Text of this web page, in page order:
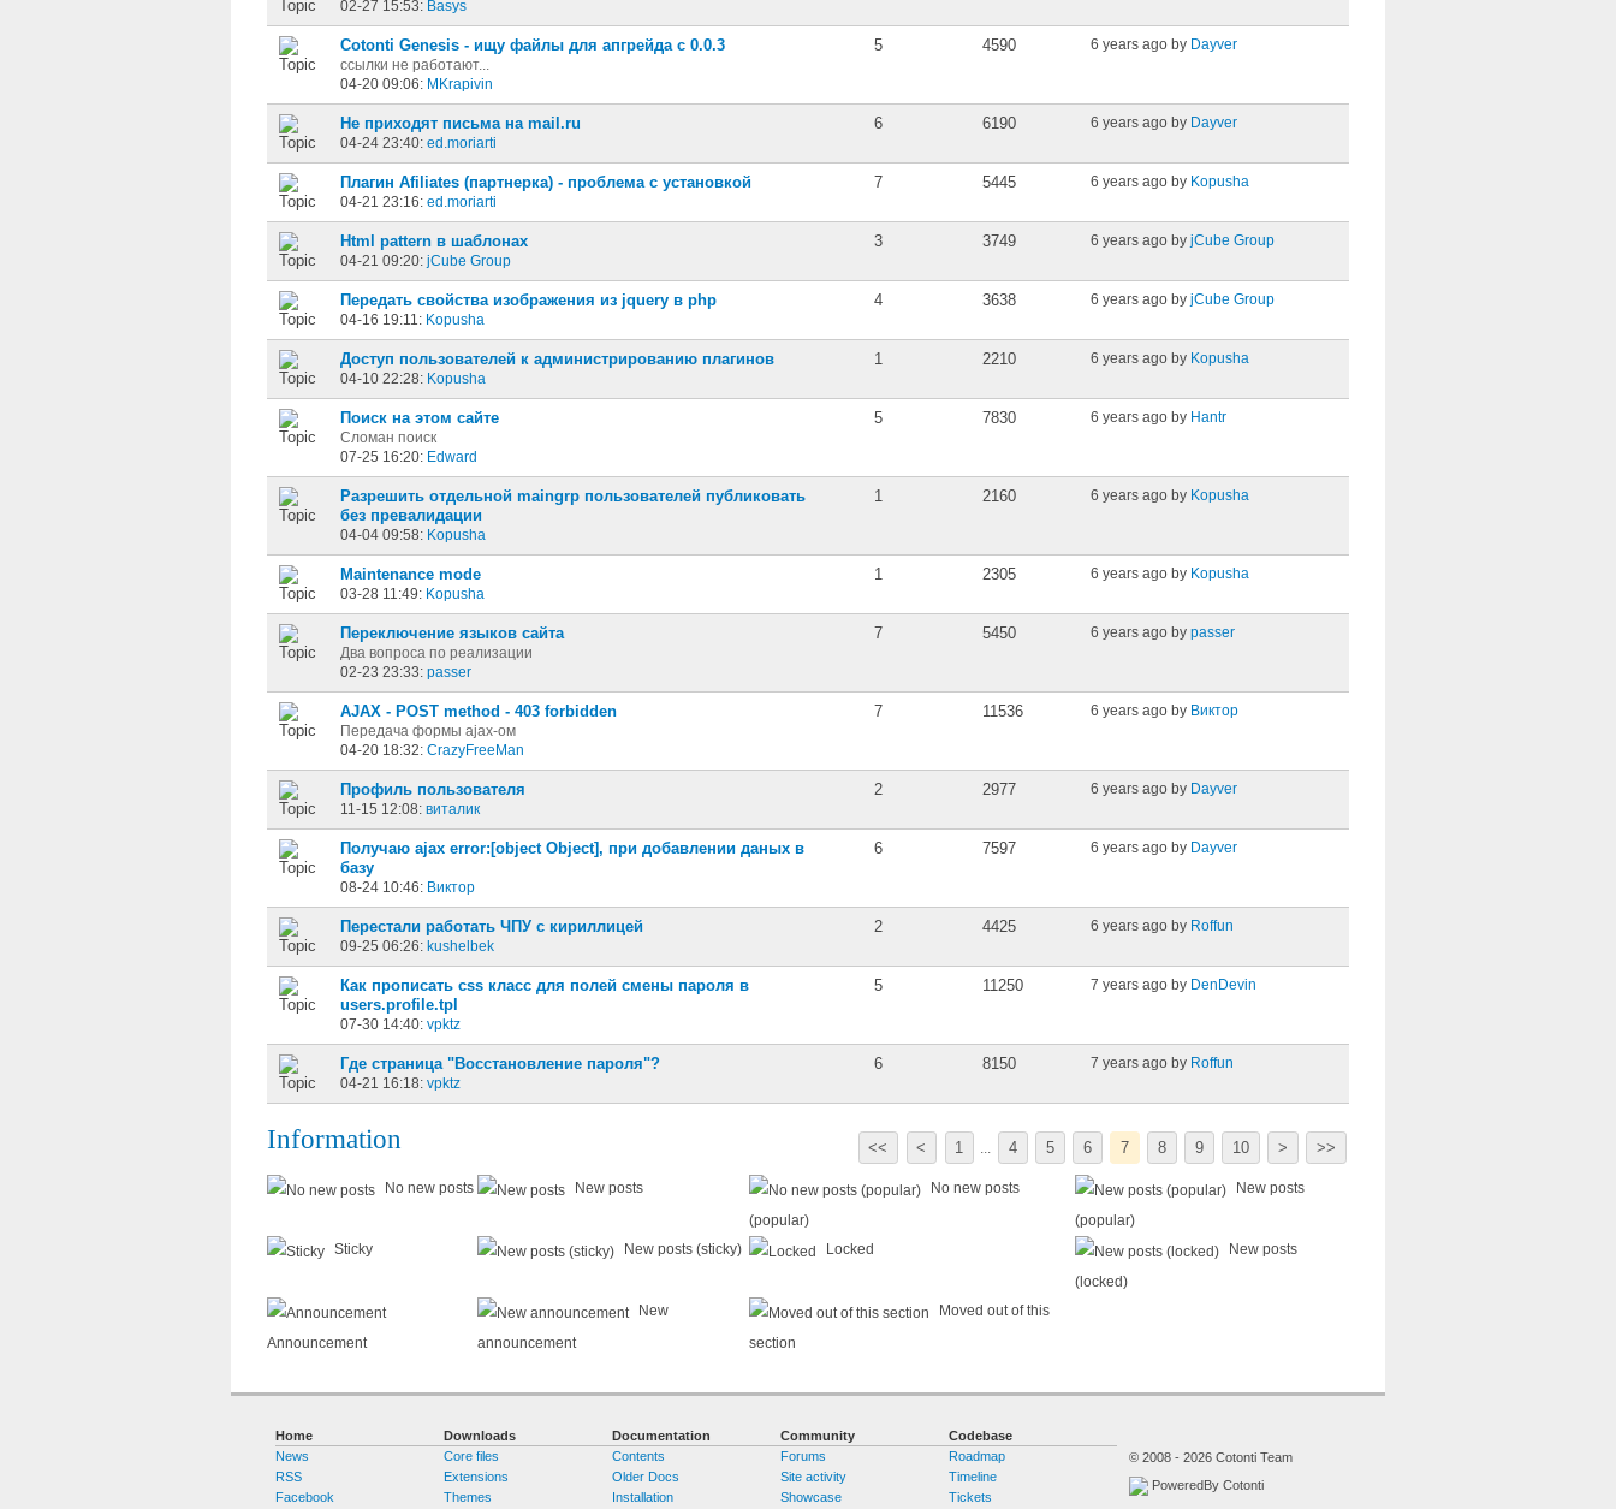
02-27 15:53: Basys
Cotonti Genesis - ищу файлы для апгрейда с 0.0.3
ссылки не работают...
04-20 09:06: MKrapivin
5 4590 6 years ago by Dayver
Не приходят письма на mail.ru
04-24 23:40: ed.moriarti
6 6190 6 years ago by Dayver
Плагин Afiliates (партнерка) - проблема с установкой
04-21 23:16: ed.moriarti
7 5445 6 years ago by Kopusha
Html pattern в шаблонах
04-21 09:20: jCube Group
3 3749 6 years ago by jCube Group
Передать свойства изображения из jquery в php
04-16 19:11: Kopusha
4 3638 6 years ago by jCube Group
Доступ пользователей к администрированию плагинов
04-10 22:28: Kopusha
1 2210 6 years ago by Kopusha
Поиск на этом сайте
Сломан поиск
07-25 16:20: Edward
5 7830 6 years ago by Hantr
Разрешить отдельной maingrp пользователей публиковать
без превалидации
04-04 09:58: Kopusha
1 2160 6 years ago by Kopusha
Maintenance mode
03-28 11:49: Kopusha
1 2305 6 years ago by Kopusha
Переключение языков сайта
Два вопроса по реализации
02-23 23:33: passer
7 5450 6 years ago by passer
AJAX - POST method - 403 forbidden
Передача формы ajax-ом
04-20 18:32: CrazyFreeMan
7 11536 6 years ago by Виктор
Профиль пользователя
11-15 12:08: виталик
2 2977 6 years ago by Dayver
Получаю ajax error:[object Object], при добавлении даных в
базу
08-24 10:46: Виктор
6 7597 6 years ago by Dayver
Перестали работать ЧПУ с кириллицей
09-25 06:26: kushelbek
2 4425 6 years ago by Roffun
Как прописать сss класс для полей смены пароля в
users.profile.tpl
07-30 14:40: vpktz
5 11250 7 years ago by DenDevin
Где страница "Восстановление пароля"?
04-21 16:18: vpktz
6 8150 7 years ago by Roffun
<< < 1 4 5 6 7 8 9 10 > >>
Information
No new posts New posts No new posts
(popular)
New posts
(popular)
Sticky
New posts (sticky) Locked New posts
(locked)
Announcement
New
announcement
Moved out of this
section
Home
News
RSS
Facebook
Downloads
Core files
Extensions
Themes
Documentation
Contents
Older Docs
Installation
Community
Forums
Site activity
Showcase
Codebase
Roadmap
Timeline
Tickets
© 2008 - 2026 Cotonti Team
PoweredBy Cotonti